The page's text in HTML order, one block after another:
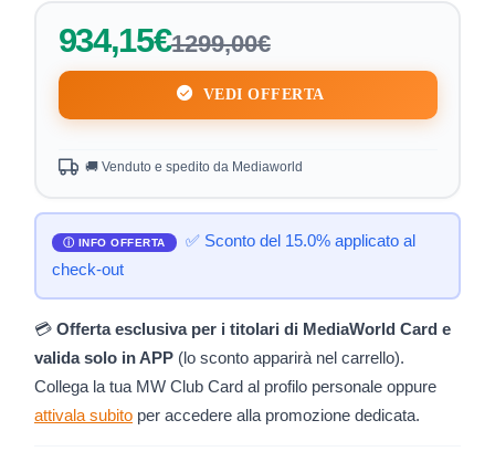
934,15€1299,00€
VEDI OFFERTA
🚚 Venduto e spedito da Mediaworld
✅ Sconto del 15.0% applicato al
check-out
💳 Offerta esclusiva per i titolari di MediaWorld Card e
valida solo in APP (lo sconto apparirà nel carrello).
Collega la tua MW Club Card al profilo personale oppure
attivala subito per accedere alla promozione dedicata.